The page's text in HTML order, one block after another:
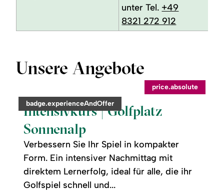
unter Tel. +49
8321 272 912
Unsere Angebote
category:
badge.experienceAndOffer
price.absolute
Intensivkurs | Golfplatz
Sonnenalp
Verbessern Sie Ihr Spiel in kompakter
Form. Ein intensiver Nachmittag mit
direktem Lernerfolg, ideal für alle, die ihr
Golfspiel schnell und...
readmore:
Intensivkurs
Sonnenalp